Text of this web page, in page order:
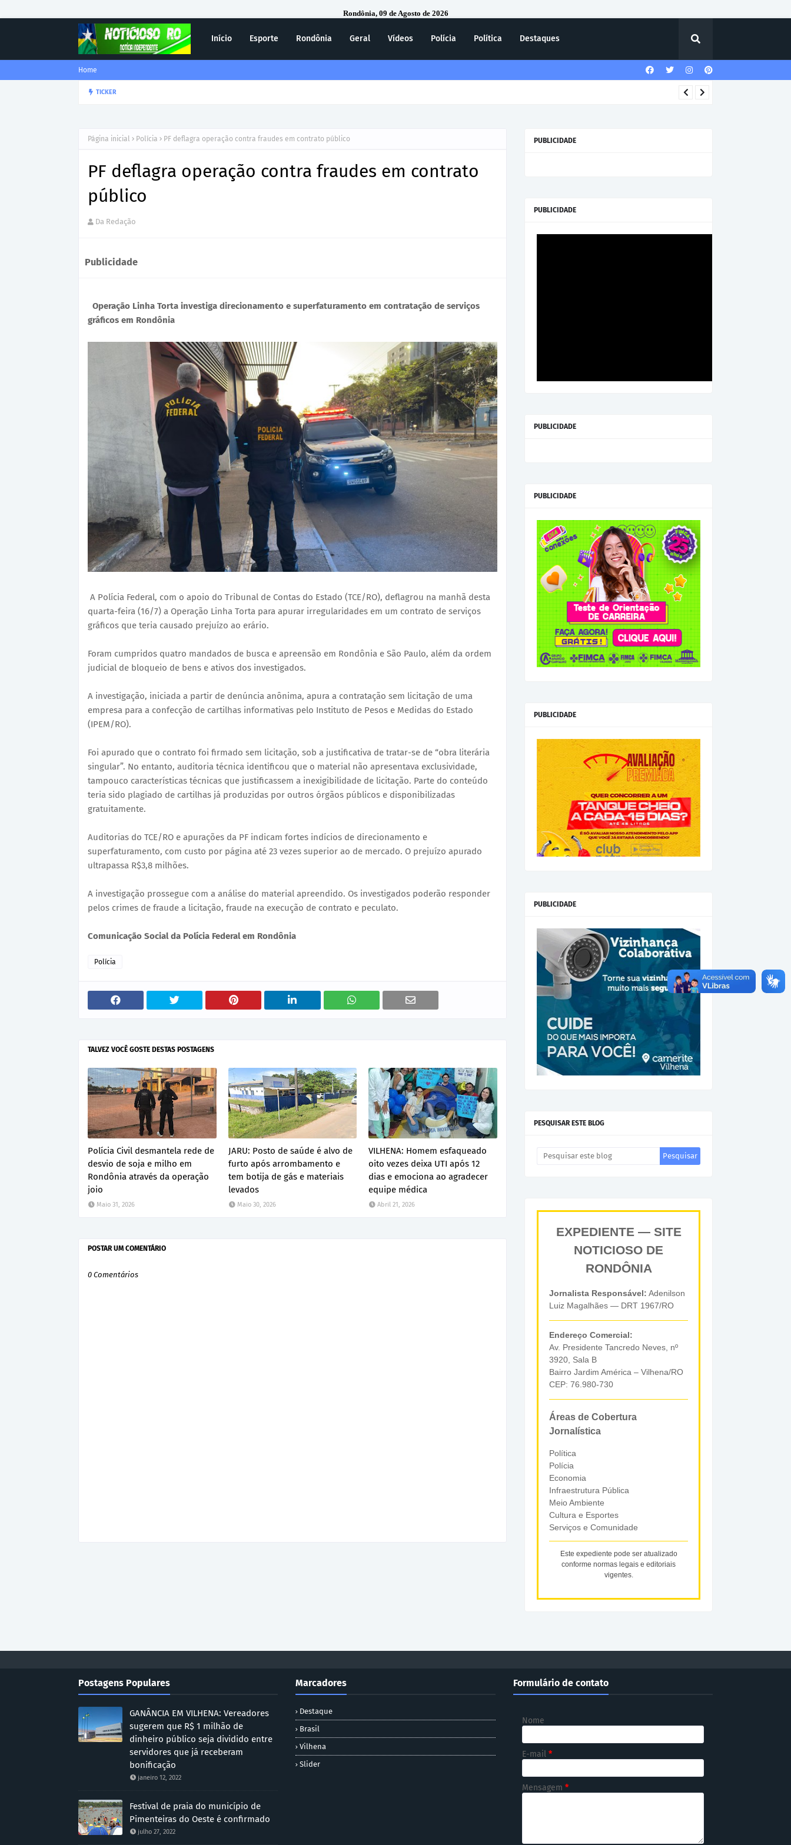
Rondônia, 09 de Agosto de 2026
Início Esporte Rondônia Geral Vídeos Polícia Política Destaques
Home
TICKER
Página inicial Polícia PF deflagra operação contra fraudes em contrato público
PF deflagra operação contra fraudes em contrato
público
Da Redação
Publicidade
Operação Linha Torta investiga direcionamento e superfaturamento em contratação de serviços
gráficos em Rondônia
A Polícia Federal, com o apoio do Tribunal de Contas do Estado (TCE/RO), deflagrou na manhã desta
quarta-feira (16/7) a Operação Linha Torta para apurar irregularidades em um contrato de serviços
gráficos que teria causado prejuízo ao erário.
Foram cumpridos quatro mandados de busca e apreensão em Rondônia e São Paulo, além da ordem
judicial de bloqueio de bens e ativos dos investigados.
A investigação, iniciada a partir de denúncia anônima, apura a contratação sem licitação de uma
empresa para a confecção de cartilhas informativas pelo Instituto de Pesos e Medidas do Estado
(IPEM/RO).
Foi apurado que o contrato foi firmado sem licitação, sob a justificativa de tratar-se de “obra literária
singular”. No entanto, auditoria técnica identificou que o material não apresentava exclusividade,
tampouco características técnicas que justificassem a inexigibilidade de licitação. Parte do conteúdo
teria sido plagiado de cartilhas já produzidas por outros órgãos públicos e disponibilizadas
gratuitamente.
Auditorias do TCE/RO e apurações da PF indicam fortes indícios de direcionamento e
superfaturamento, com custo por página até 23 vezes superior ao de mercado. O prejuízo apurado
ultrapassa R$3,8 milhões.
A investigação prossegue com a análise do material apreendido. Os investigados poderão responder
pelos crimes de fraude a licitação, fraude na execução de contrato e peculato.
Comunicação Social da Polícia Federal em Rondônia
Polícia
TALVEZ VOCÊ GOSTE DESTAS POSTAGENS
Polícia Civil desmantela rede de
desvio de soja e milho em
Rondônia através da operação
joio
Maio 31, 2026
JARU: Posto de saúde é alvo de
furto após arrombamento e
tem botija de gás e materiais
levados
Maio 30, 2026
VILHENA: Homem esfaqueado
oito vezes deixa UTI após 12
dias e emociona ao agradecer
equipe médica
Abril 21, 2026
POSTAR UM COMENTÁRIO
0 Comentários
PUBLICIDADE
PUBLICIDADE
PUBLICIDADE
PUBLICIDADE
PUBLICIDADE
PUBLICIDADE
PESQUISAR ESTE BLOG
EXPEDIENTE — SITE
NOTICIOSO DE
RONDÔNIA
Jornalista Responsável: Adenilson
Luiz Magalhães — DRT 1967/RO
Endereço Comercial:
Av. Presidente Tancredo Neves, nº
3920, Sala B
Bairro Jardim América – Vilhena/RO
CEP: 76.980-730
Áreas de Cobertura
Jornalística
Política
Polícia
Economia
Infraestrutura Pública
Meio Ambiente
Cultura e Esportes
Serviços e Comunidade
Este expediente pode ser atualizado
conforme normas legais e editoriais
vigentes.
Postagens Populares
GANÂNCIA EM VILHENA: Vereadores
sugerem que R$ 1 milhão de
dinheiro público seja dividido entre
servidores que já receberam
bonificação
janeiro 12, 2022
Festival de praia do município de
Pimenteiras do Oeste é confirmado
julho 27, 2022
Marcadores
Destaque
Brasil
Vilhena
Slider
Formulário de contato
Nome
E-mail *
Mensagem *